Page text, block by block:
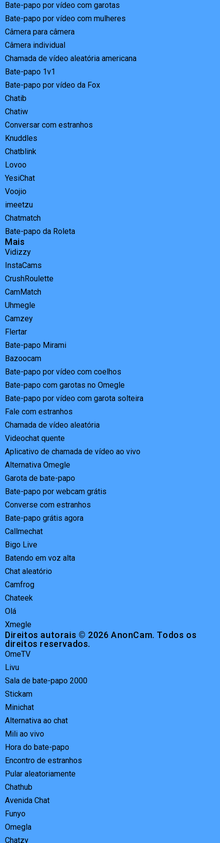
Bate-papo por vídeo com garotas
Bate-papo por vídeo com mulheres
Câmera para câmera
Câmera individual
Chamada de vídeo aleatória americana
Bate-papo 1v1
Bate-papo por vídeo da Fox
Chatib
Chatiw
Conversar com estranhos
Knuddles
Chatblink
Lovoo
YesiChat
Voojio
imeetzu
Chatmatch
Bate-papo da Roleta
Mais
Vidizzy
InstaCams
CrushRoulette
CamMatch
Uhmegle
Camzey
Flertar
Bate-papo Mirami
Bazoocam
Bate-papo por vídeo com coelhos
Bate-papo com garotas no Omegle
Bate-papo por vídeo com garota solteira
Fale com estranhos
Chamada de vídeo aleatória
Videochat quente
Aplicativo de chamada de vídeo ao vivo
Alternativa Omegle
Garota de bate-papo
Bate-papo por webcam grátis
Converse com estranhos
Bate-papo grátis agora
Callmechat
Bigo Live
Batendo em voz alta
Chat aleatório
Camfrog
Chateek
Olá
Xmegle
Direitos autorais © 2026 AnonCam. Todos os
direitos reservados.
OmeTV
Livu
Sala de bate-papo 2000
Stickam
Minichat
Alternativa ao chat
Mili ao vivo
Hora do bate-papo
Encontro de estranhos
Pular aleatoriamente
Chathub
Avenida Chat
Funyo
Omegla
Chatzy